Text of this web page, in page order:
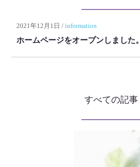
ホームページをオープンしました。
2021年12月1日 / information
すべての記事